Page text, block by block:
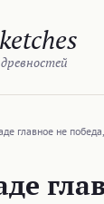
главное не